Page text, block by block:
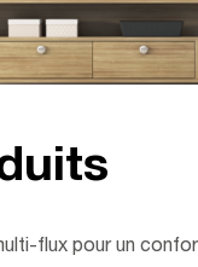
flux pour un